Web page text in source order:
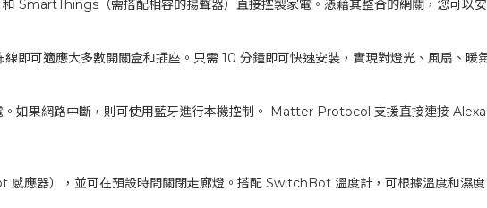
（需搭配相容的揚聲器）直接控製家電。憑藉其整合的網關，您可以安
即可適應大多數開關盒和插座。只需 10 分鐘即可快速安裝，實現對燈光、風扇、暖
。如果網路中斷，則可使用藍牙進行本機控制。 Matter Protocol 支援直接連接
應器），並可在預設時間關閉走廊燈。搭配 SwitchBot 溫度計，可根據溫度和濕度